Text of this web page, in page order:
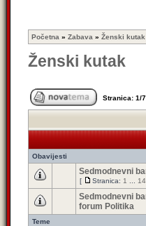
Početna » Zabava » Ženski kutak
Ženski kutak
Stranica: 1/7
Obavijesti
Sedmodnevni
[ Stranica: 1 14
Sedmodnevni
forum Politika
Teme